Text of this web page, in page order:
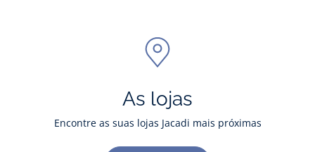
As lojas
Encontre as suas lojas Jacadi mais próximas